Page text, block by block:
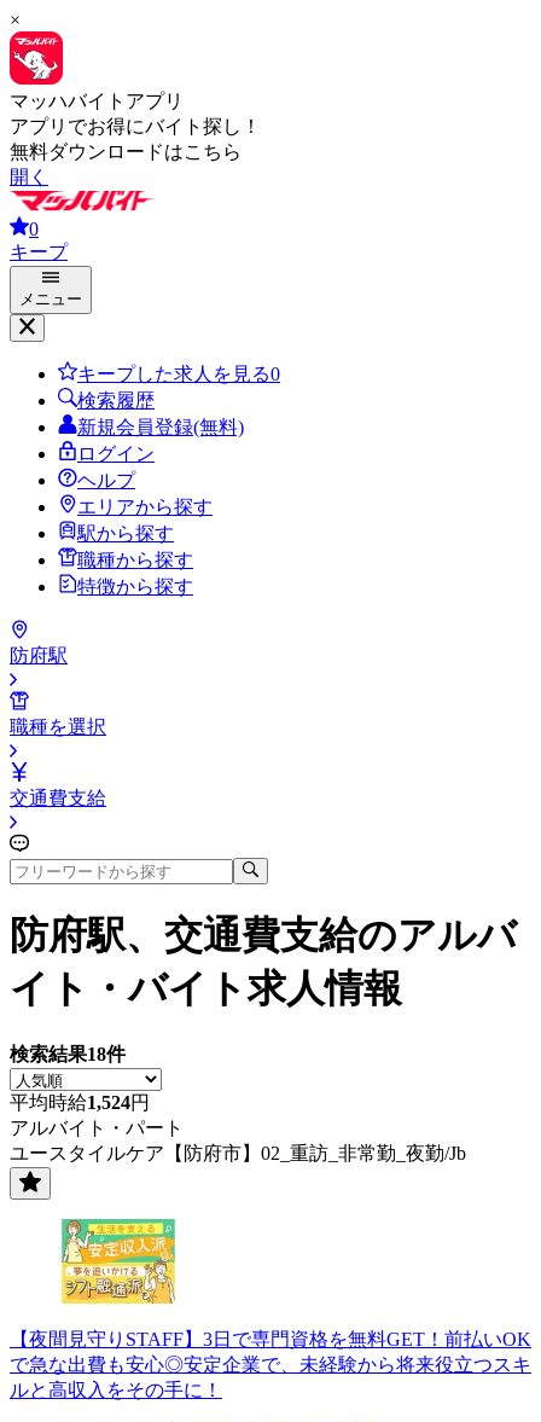
×
マッハバイトアプリ
アプリでお得にバイト探し！
無料ダウンロードはこちら
開く
0
キープ
メニュー
キープした求人を見る0
検索履歴
新規会員登録(無料)
ログイン
ヘルプ
エリアから探す
駅から探す
職種から探す
特徴から探す
防府駅
職種を選択
交通費支給
防府駅、交通費支給のアルバ
イト・バイト求人情報
検索結果18件
平均時給1,524円
アルバイト・パート
ユースタイルケア【防府市】02_重訪_非常勤_夜勤/Jb
【夜間見守りSTAFF】3日で専門資格を無料GET！前払いOK
で急な出費も安心◎安定企業で、未経験から将来役立つスキ
ルと高収入をその手に！